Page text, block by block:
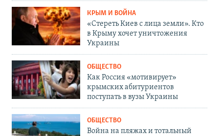
КРЫМ И ВОЙНА
«Стереть Киев с лица земли». Кто
в Крыму хочет уничтожения
Украины
ОБЩЕСТВО
Как Россия «мотивирует»
крымских абитуриентов
поступать в вузы Украины
ОБЩЕСТВО
Война на пляжах и тотальный